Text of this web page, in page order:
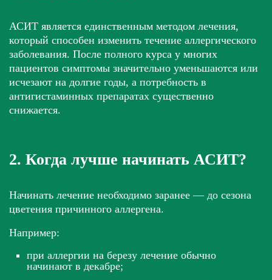
АСИТ является единственным методом лечения,
который способен изменить течение аллергического
заболевания. После полного курса у многих
пациентов симптомы значительно уменьшаются или
исчезают на долгие годы, а потребность в
антигистаминных препаратах существенно
снижается.
2. Когда лучше начинать АСИТ?
Начинать лечение необходимо заранее — до сезона
цветения причинного аллергена.
Например:
при аллергии на березу лечение обычно
начинают в декабре;